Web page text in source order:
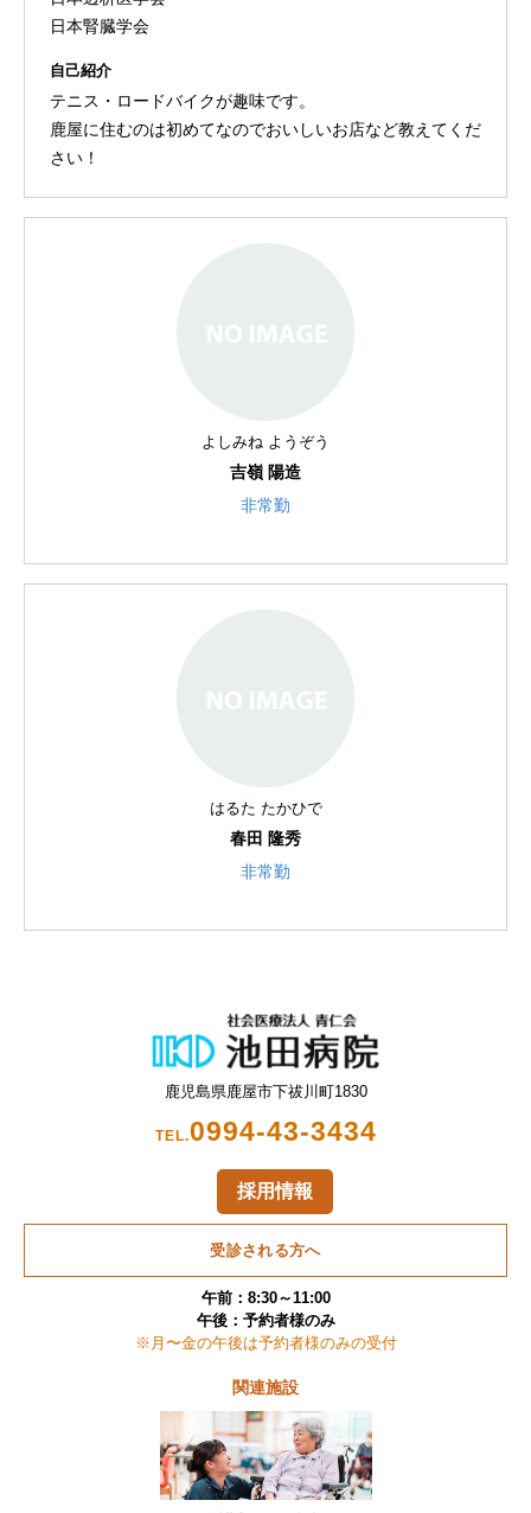
日本腎臓学会
自己紹介
テニス・ロードバイクが趣味です。
鹿屋に住むのは初めてなのでおいしいお店など教えてくだ
さい！
よしみね ようぞう
吉嶺 陽造
非常勤
はるた たかひで
春田 隆秀
非常勤
鹿児島県鹿屋市下祓川町1830
TEL.0994-43-3434
採用情報
受診される方へ
午前：8:30～11:00
午後：予約者様のみ
※月〜金の午後は予約者様のみの受付
関連施設